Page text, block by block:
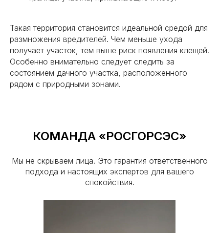
Такая территория становится идеальной средой для
размножения вредителей. Чем меньше ухода
получает участок, тем выше риск появления клещей.
Особенно внимательно следует следить за
состоянием дачного участка, расположенного
рядом с природными зонами.
КОМАНДА «РОСГОРСЭС»
Мы не скрываем лица. Это гарантия ответственного
подхода и настоящих экспертов для вашего
спокойствия.